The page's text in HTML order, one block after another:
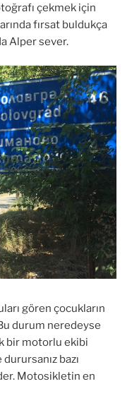
çekmek için
fırsat buldukça
Alper sever.
gören çocukların
durum neredeyse
bir motorlu ekibi
bazı
Motosikletin en